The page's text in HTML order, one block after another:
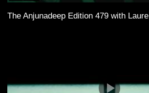
The Anjunadeep Edition 479 with Laure